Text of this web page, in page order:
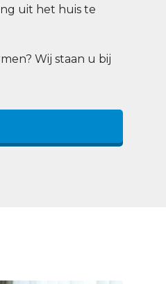
uit het huis te
Wij staan u bij